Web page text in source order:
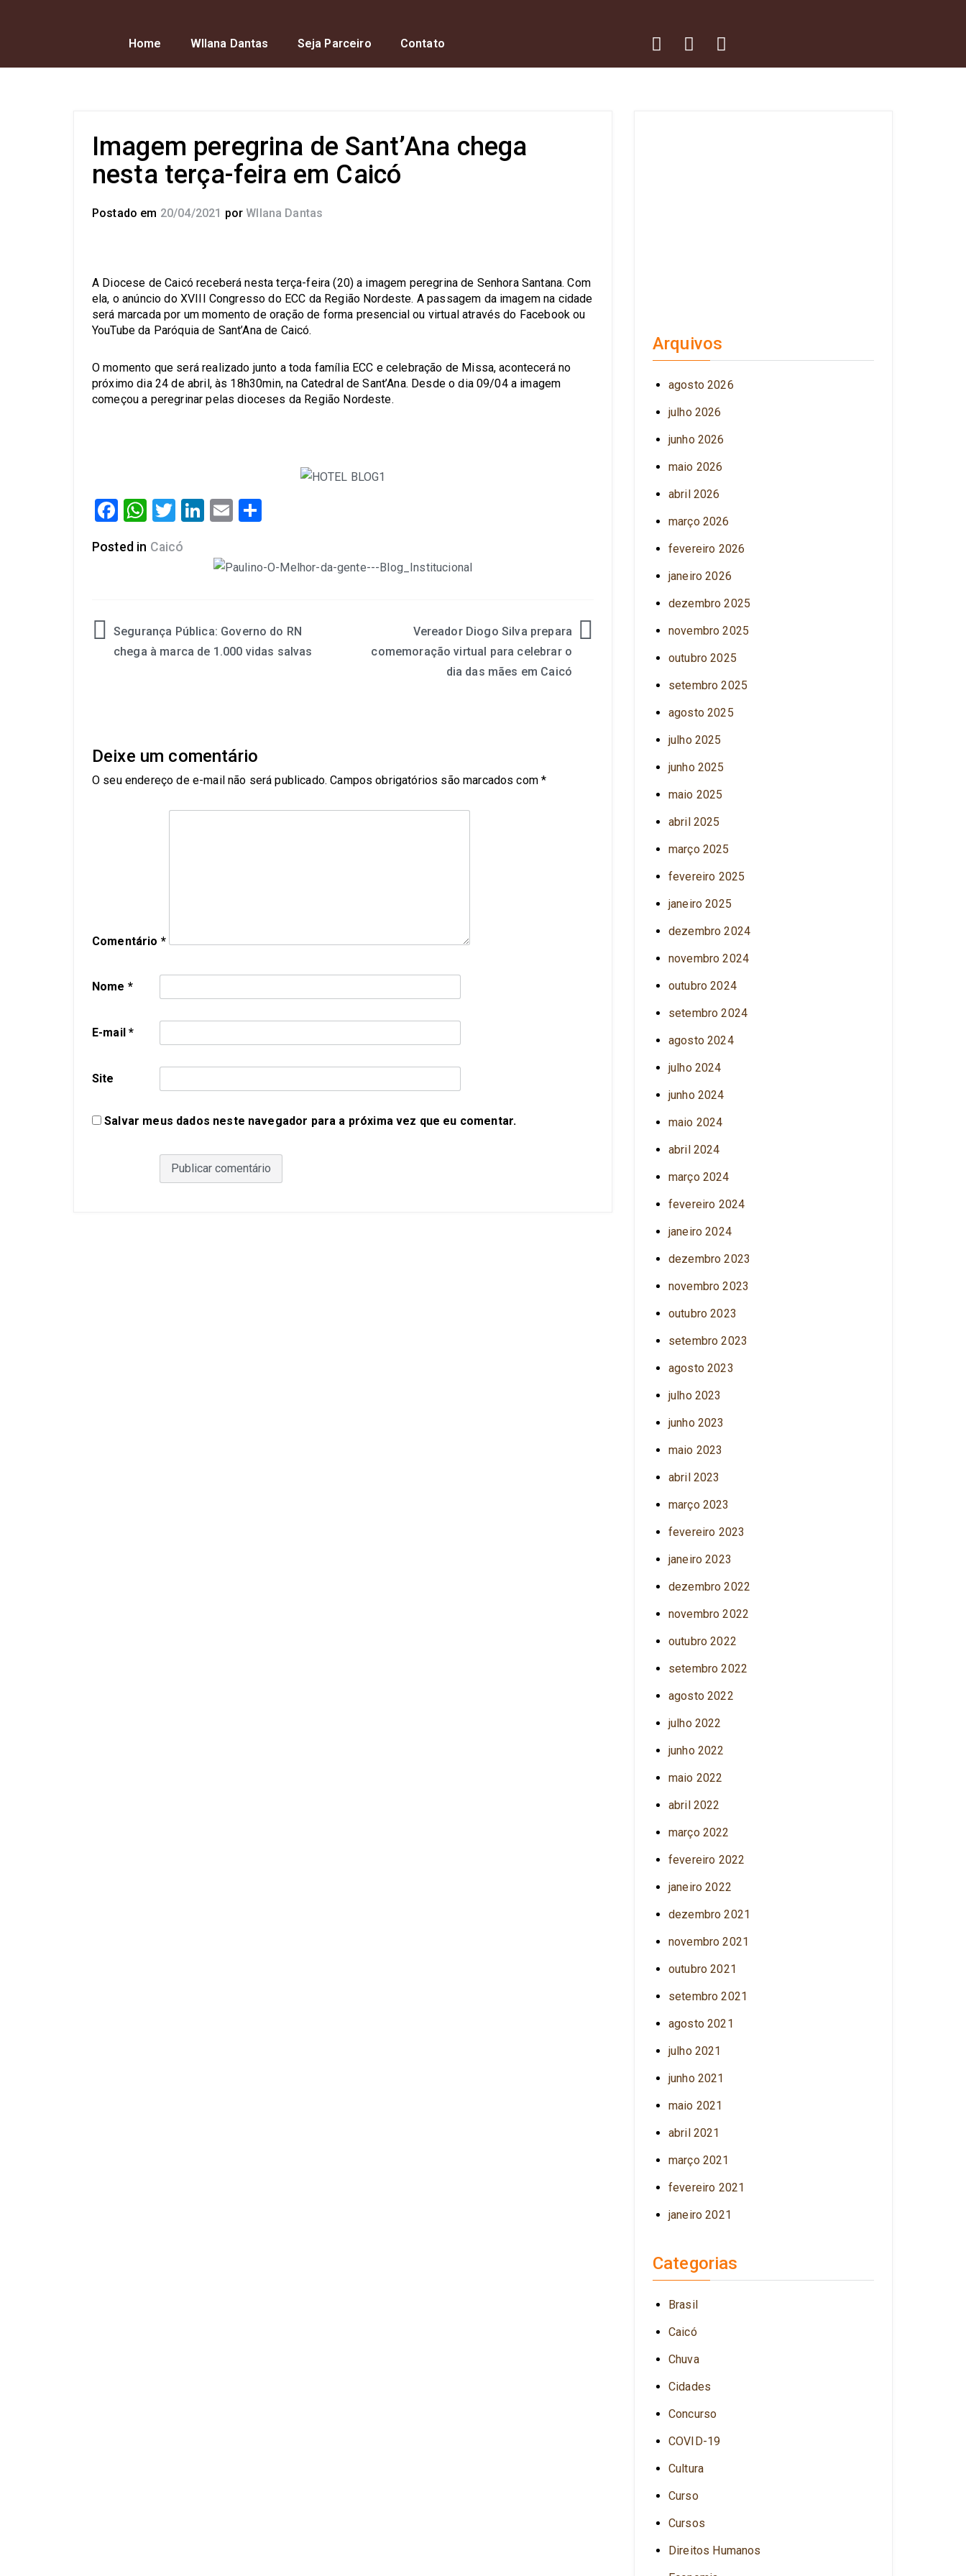
Home Wllana Dantas Seja Parceiro Contato
Imagem peregrina de Sant’Ana chega
nesta terça-feira em Caicó
Postado em 20/04/2021 por Wllana Dantas
A Diocese de Caicó receberá nesta terça-feira (20) a imagem peregrina de Senhora Santana. Com
ela, o anúncio do XVIII Congresso do ECC da Região Nordeste. A passagem da imagem na cidade
será marcada por um momento de oração de forma presencial ou virtual através do Facebook ou
YouTube da Paróquia de Sant’Ana de Caicó.
O momento que será realizado junto a toda família ECC e celebração de Missa, acontecerá no
próximo dia 24 de abril, às 18h30min, na Catedral de Sant’Ana. Desde o dia 09/04 a imagem
começou a peregrinar pelas dioceses da Região Nordeste.
Facebook
WhatsApp
Twitter
LinkedIn
Email
Posted in Caicó
Segurança Pública: Governo do RN
chega à marca de 1.000 vidas salvas
Vereador Diogo Silva prepara
comemoração virtual para celebrar o
dia das mães em Caicó
Deixe um comentário
O seu endereço de e-mail não será publicado. Campos obrigatórios são marcados com*
Comentário *
Nome *
E-mail*
Site
Salvar meus dados neste navegador para a próxima vez que eu comentar.
Arquivos
agosto 2026
julho 2026
junho 2026
maio 2026
abril 2026
março 2026
fevereiro 2026
janeiro 2026
dezembro 2025
novembro 2025
outubro 2025
setembro 2025
agosto 2025
julho 2025
junho 2025
maio 2025
abril 2025
março 2025
fevereiro 2025
janeiro 2025
dezembro 2024
novembro 2024
outubro 2024
setembro 2024
agosto 2024
julho 2024
junho 2024
maio 2024
abril 2024
março 2024
fevereiro 2024
janeiro 2024
dezembro 2023
novembro 2023
outubro 2023
setembro 2023
agosto 2023
julho 2023
junho 2023
maio 2023
abril 2023
março 2023
fevereiro 2023
janeiro 2023
dezembro 2022
novembro 2022
outubro 2022
setembro 2022
agosto 2022
julho 2022
junho 2022
maio 2022
abril 2022
março 2022
fevereiro 2022
janeiro 2022
dezembro 2021
novembro 2021
outubro 2021
setembro 2021
agosto 2021
julho 2021
junho 2021
maio 2021
abril 2021
março 2021
fevereiro 2021
janeiro 2021
Categorias
Brasil
Caicó
Chuva
Cidades
Concurso
COVID-19
Cultura
Curso
Cursos
Direitos Humanos